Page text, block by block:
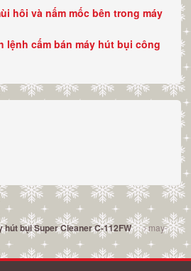
hôi và nấm mốc bên trong máy
lệnh cấm bán máy hút bụi công
hút bụi Super Cleaner C-112FW
may-